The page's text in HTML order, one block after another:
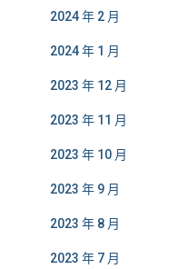
2024 年 2 月
2024 年 1 月
2023 年 12 月
2023 年 11 月
2023 年 10 月
2023 年 9 月
2023 年 8 月
2023 年 7 月